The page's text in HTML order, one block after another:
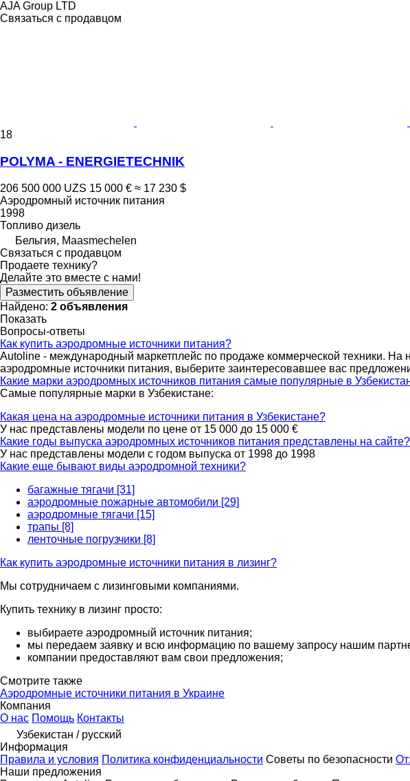
AJA Group LTD
Связаться с продавцом
18
POLYMA - ENERGIETECHNIK
206 500 000 UZS 15 000 € ≈ 17 230 $
Аэродромный источник питания
1998
Топливо дизель
Бельгия, Maasmechelen
Связаться с продавцом
Продаете технику?
Делайте это вместе с нами!
Разместить объявление
Найдено: 2 объявления
Показать
Вопросы-ответы
Как купить аэродромные источники питания?
Autoline - международный маркетплейс по продаже коммерческой техники.
аэродромные источники питания, выберите заинтересовавшее вас
Какие марки аэродромных источников питания самые популярные в
Самые популярные марки в Узбекистане:
Какая цена на аэродромные источники питания в Узбекистане?
У нас представлены модели по цене от 15 000 до 15 000 €
Какие годы выпуска аэродромных источников питания представлены на сайте?
У нас представлены модели с годом выпуска от 1998 до 1998
Какие еще бывают виды аэродромной техники?
багажные тягачи [31]
аэродромные пожарные автомобили [29]
аэродромные тягачи [15]
трапы [8]
ленточные погрузчики [8]
Как купить аэродромные источники питания в лизинг?
Мы сотрудничаем с лизинговыми компаниями.
Купить технику в лизинг просто:
выбираете аэродромный источник питания;
мы передаем заявку и всю информацию по вашему запросу нашим
компании предоставляют вам свои предложения;
Смотрите также
Аэродромные источники питания в Украине
Компания
О нас Помощь Контакты
Узбекистан / русский
Информация
Правила и условия Политика конфиденциальности Советы по безопасности
Наши предложения